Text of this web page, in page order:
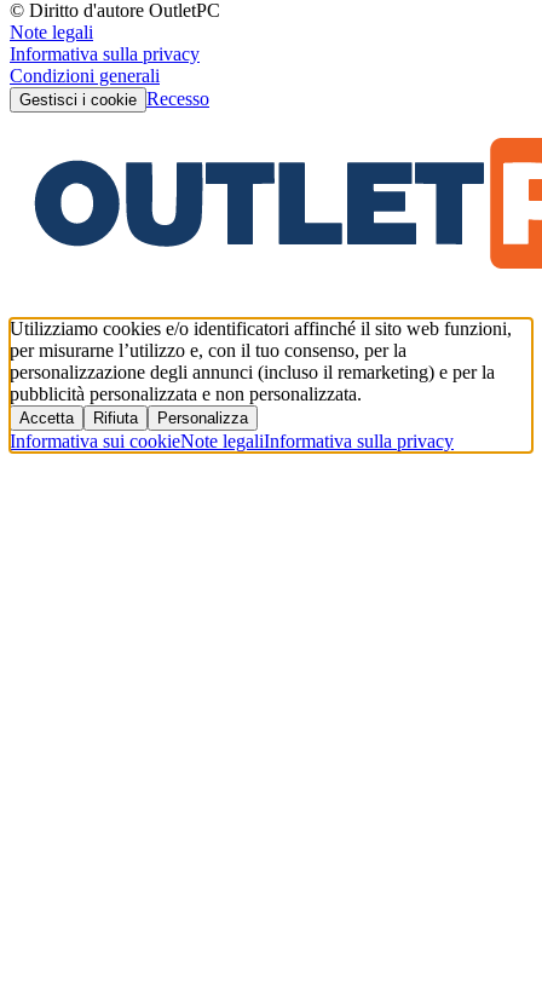
© Diritto d'autore OutletPC
Note legali
Informativa sulla privacy
Condizioni generali
Gestisci i cookie Recesso
Utilizziamo cookies e/o identificatori affinché il sito web funzioni,
per misurarne l’utilizzo e, con il tuo consenso, per la
personalizzazione degli annunci (incluso il remarketing) e per la
pubblicità personalizzata e non personalizzata.
Accetta Rifiuta Personalizza
Informativa sui cookieNote legaliInformativa sulla privacy